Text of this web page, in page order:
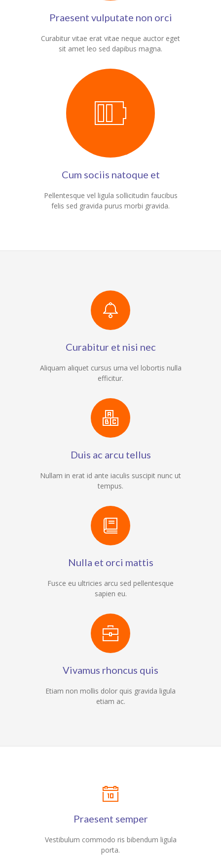
Vigyasa
-- Vigyasa 2025
Contact Us
Praesent vulputate non orci
Curabitur vitae erat vitae neque auctor eget
sit amet leo sed dapibus magna.
Cum sociis natoque et
Pellentesque vel ligula sollicitudin faucibus
felis sed gravida purus morbi gravida.
Curabitur et nisi nec
Aliquam aliquet cursus urna vel lobortis nulla
efficitur.
Duis ac arcu tellus
Nullam in erat id ante iaculis suscipit nunc ut
tempus.
Nulla et orci mattis
Fusce eu ultricies arcu sed pellentesque
sapien eu.
Vivamus rhoncus quis
Etiam non mollis dolor quis gravida ligula
etiam ac.
Praesent semper
Vestibulum commodo ris bibendum ligula
porta.